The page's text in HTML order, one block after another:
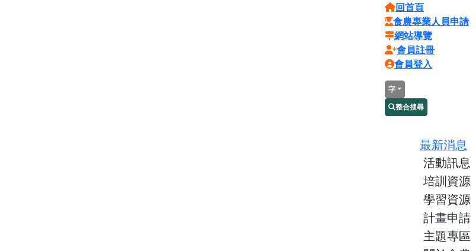
回首頁
食農專業人員申請
網站導覽
會員註冊
會員登入
字
整合搜尋
最新消息
活動訊息
培訓資源
學習資源
計畫申請
主題專區